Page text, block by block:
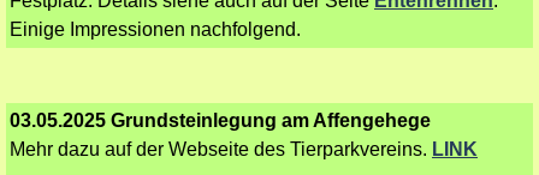
Einige Impressionen nachfolgend.
03.05.2025 Grundsteinlegung am Affengehege
Mehr dazu auf der Webseite des Tierparkvereins. LINK